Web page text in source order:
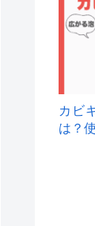
カビ
は？